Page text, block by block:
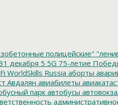
полицейские"
декабря 5 5G 75-летие
WorldSkills Russia аборты
Авдалян авиабилеты
парк автобусы